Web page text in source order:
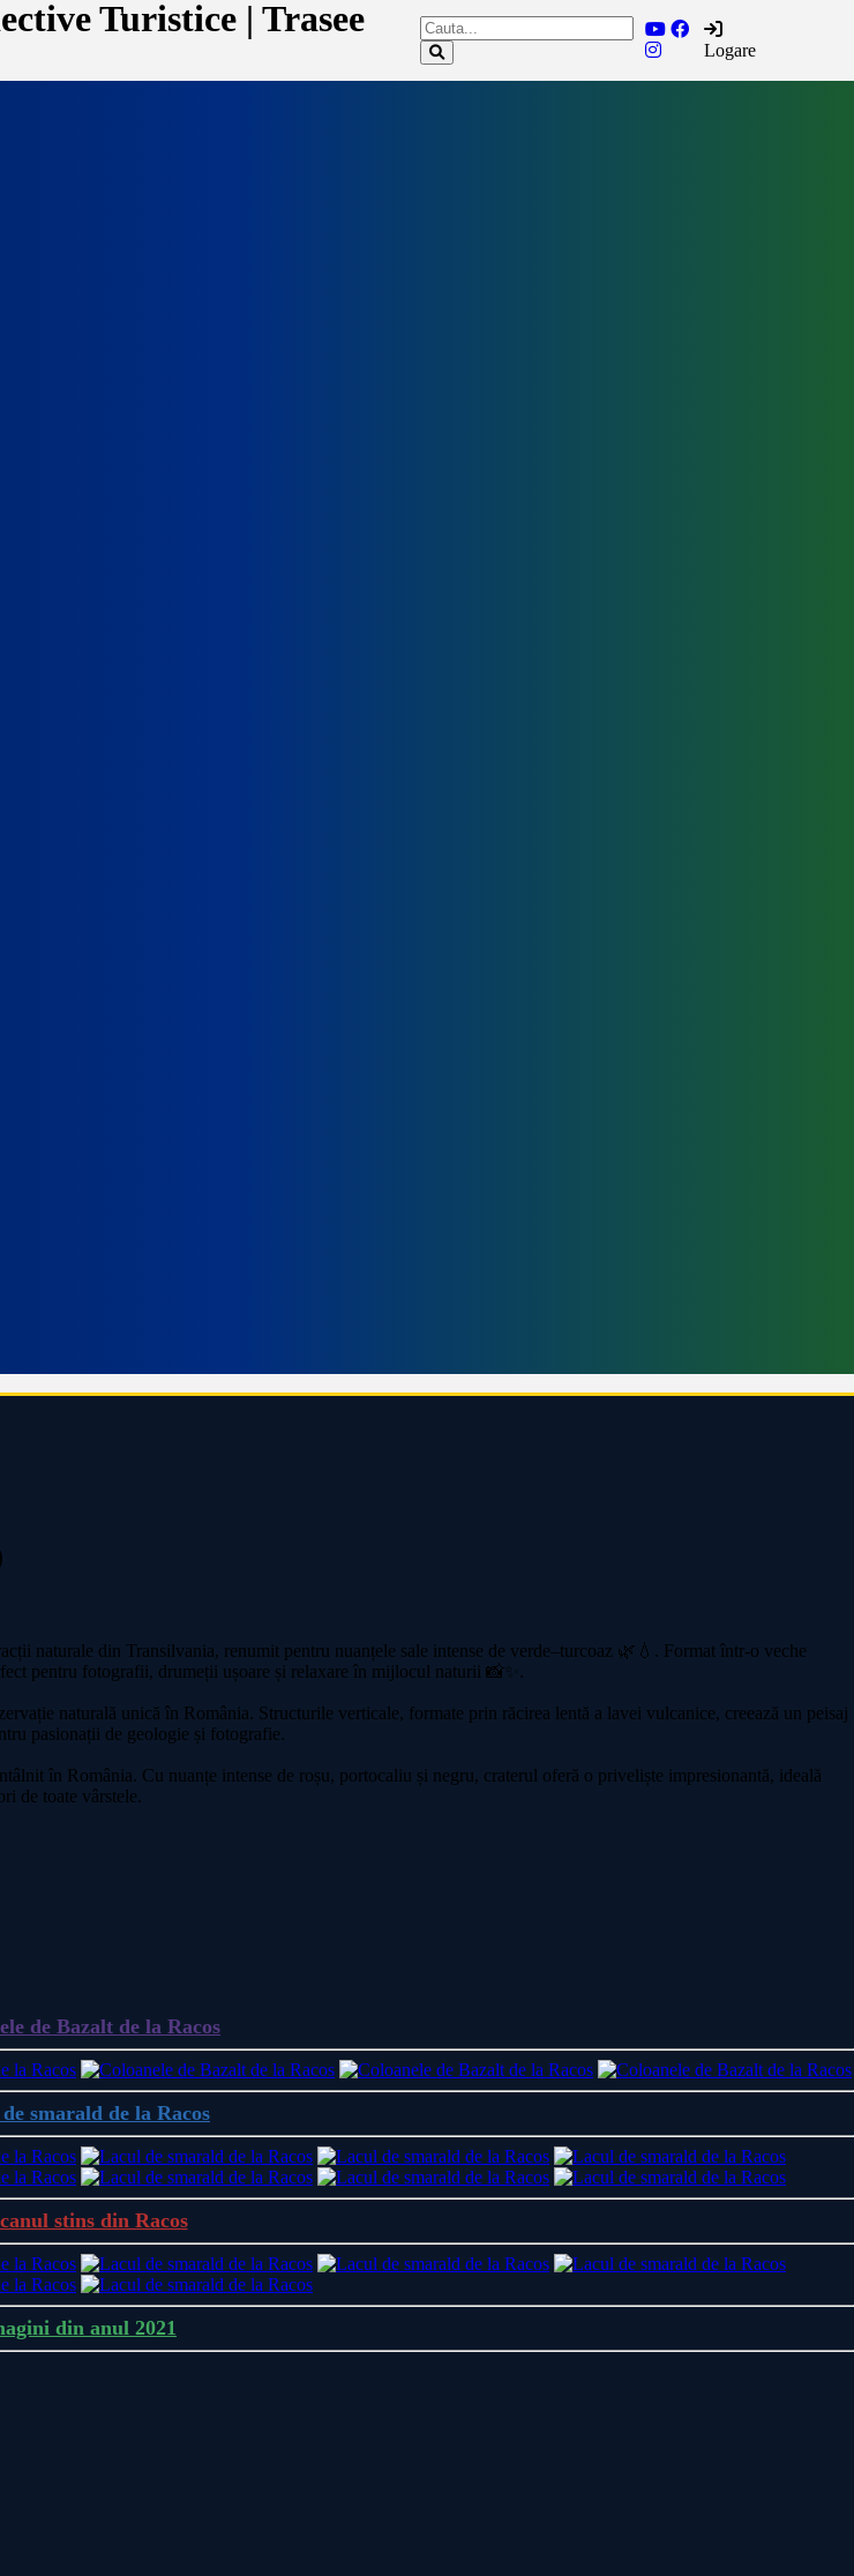
Turistice | Trasee
Logare
naturale din Transilvania, renumit pentru nuanțele sale intense de verde–turcoaz 🌿💧. Format într-o veche
pentru fotografii, drumeții ușoare și relaxare în mijlocul naturii 📸✨.
naturală unică în România. Structurile verticale, formate prin răcirea lentă a lavei vulcanice, creează un peisaj
pasionații de geologie și fotografie.
în România. Cu nuanțe intense de roșu, portocaliu și negru, craterul oferă o priveliște impresionantă, ideală
de toate vârstele.
de Bazalt de la Racos
smarald de la Racos
stins din Racos
din anul 2021